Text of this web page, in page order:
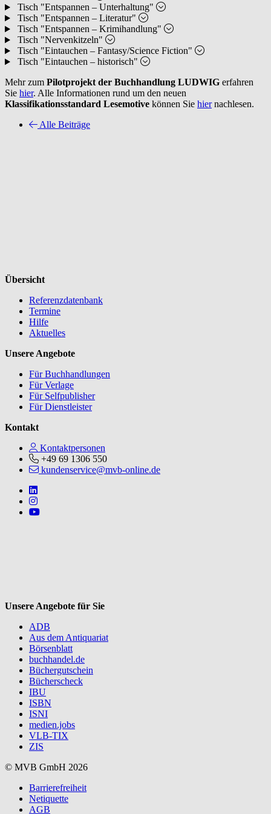
Tisch "Entspannen – Unterhaltung"
Tisch "Entspannen – Literatur"
Tisch "Entspannen – Krimihandlung"
Tisch "Nervenkitzeln"
Tisch "Eintauchen – Fantasy/Science Fiction"
Tisch "Eintauchen – historisch"
Mehr zum Pilotprojekt der Buchhandlung LUDWIG erfahren
Sie hier. Alle Informationen rund um den neuen
Klassifikationsstandard Lesemotive können Sie hiernachlesen.
Alle Beiträge
Übersicht
Referenzdatenbank
Termine
Hilfe
Aktuelles
Unsere Angebote
Für Buchhandlungen
Für Verlage
Für Selfpublisher
Für Dienstleister
Kontakt
Kontaktpersonen
+49 69 1306 550
kundenservice@mvb-online.de
Follow us on https://www.linkedin.com/company/mvbbooks
Follow us on https://www.instagram.com/lifeatmvb/
Follow us on https://www.youtube.com/@mvbbooks
Unsere Angebote für Sie
ADB
Aus dem Antiquariat
Börsenblatt
buchhandel.de
Büchergutschein
Bücherscheck
IBU
ISBN
ISNI
medien.jobs
VLB-TIX
ZIS
© MVB GmbH 2026
Barrierefreiheit
Netiquette
AGB